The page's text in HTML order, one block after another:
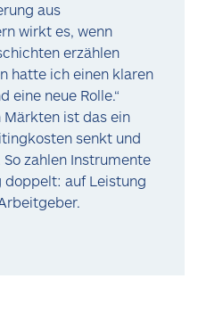
aus
wirkt es, wenn
erzählen
hatte ich einen klaren
eine neue Rolle.“
Märkten ist das ein
senkt und
zahlen Instrumente
doppelt: auf Leistung